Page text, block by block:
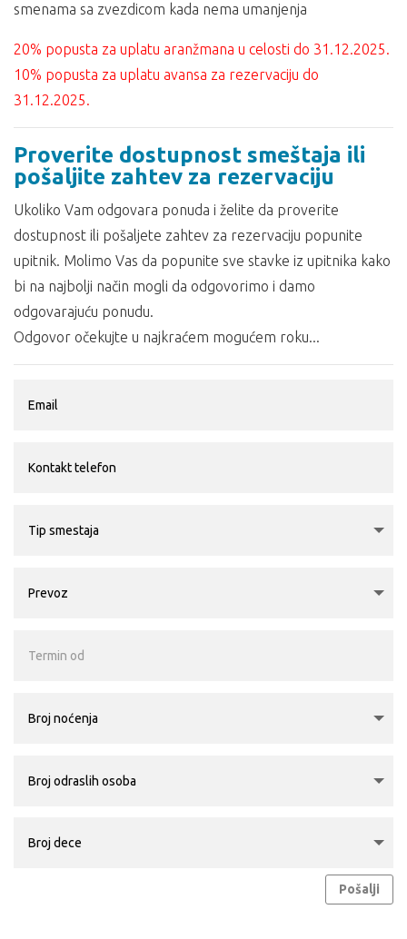
smenama sa zvezdicom kada nema umanjenja
20% popusta za uplatu aranžmana u celosti do 31.12.2025.
10% popusta za uplatu avansa za rezervaciju do
31.12.2025.
Proverite dostupnost smeštaja ili
pošaljite zahtev za rezervaciju
Ukoliko Vam odgovara ponuda i želite da proverite
dostupnost ili pošaljete zahtev za rezervaciju popunite
upitnik. Molimo Vas da popunite sve stavke iz upitnika kako
bi na najbolji način mogli da odgovorimo i damo
odgovarajuću ponudu.
Odgovor očekujte u najkraćem mogućem roku...
Pošalji